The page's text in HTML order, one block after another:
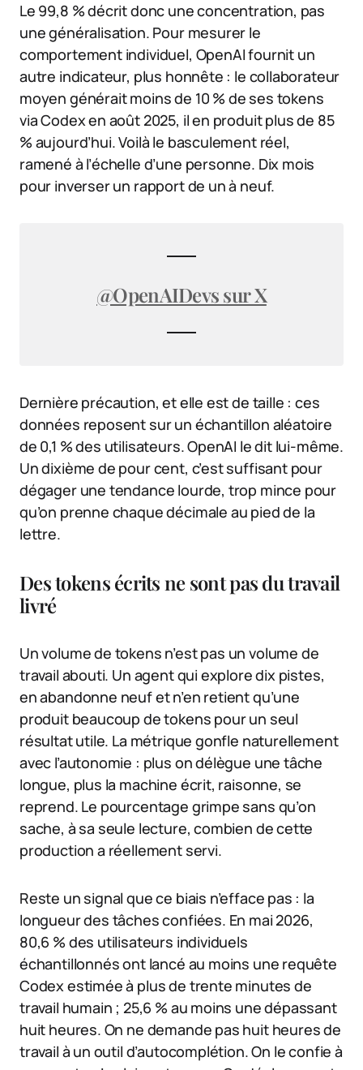
Le 99,8 % décrit donc une concentration, pas
une généralisation. Pour mesurer le
comportement individuel, OpenAI fournit un
autre indicateur, plus honnête : le collaborateur
moyen générait moins de 10 % de ses tokens
via Codex en août 2025, il en produit plus de 85
% aujourd’hui. Voilà le basculement réel,
ramené à l’échelle d’une personne. Dix mois
pour inverser un rapport de un à neuf.
@OpenAIDevs sur X
Dernière précaution, et elle est de taille : ces
données reposent sur un échantillon aléatoire
de 0,1 % des utilisateurs. OpenAI le dit lui-même.
Un dixième de pour cent, c’est suffisant pour
dégager une tendance lourde, trop mince pour
qu’on prenne chaque décimale au pied de la
lettre.
Des tokens écrits ne sont pas du travail
livré
Un volume de tokens n’est pas un volume de
travail abouti. Un agent qui explore dix pistes,
en abandonne neuf et n’en retient qu’une
produit beaucoup de tokens pour un seul
résultat utile. La métrique gonfle naturellement
avec l’autonomie : plus on délègue une tâche
longue, plus la machine écrit, raisonne, se
reprend. Le pourcentage grimpe sans qu’on
sache, à sa seule lecture, combien de cette
production a réellement servi.
Reste un signal que ce biais n’efface pas : la
longueur des tâches confiées. En mai 2026,
80,6 % des utilisateurs individuels
échantillonnés ont lancé au moins une requête
Codex estimée à plus de trente minutes de
travail humain ; 25,6 % au moins une dépassant
huit heures. On ne demande pas huit heures de
travail à un outil d’autocomplétion. On le confie à